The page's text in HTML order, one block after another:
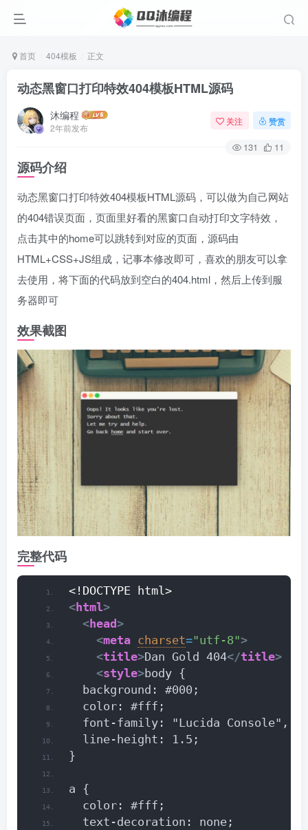
首页 404模板 正文
动态黑窗口打印特效404模板HTML源码
沐编程
2年前发布
关注 赞赏
131 11
源码介绍
动态黑窗口打印特效404模板HTML源码，可以做为自己网站
的404错误页面，页面里好看的黑窗口自动打印文字特效，
点击其中的home可以跳转到对应的页面，源码由
HTML+CSS+JS组成，记事本修改即可，喜欢的朋友可以拿
去使用，将下面的代码放到空白的404.html，然后上传到服
务器即可
效果截图
完整代码
<!DOCTYPE html>
<html>
<head>
<meta charset="utf-8">
<title>Dan Gold 404</title>
<style>body {
  background: #000;
  color: #fff;
font-family: "Lucida Console",
  line-height: 1.5;
}
a {
  color: #fff;
  text-decoration: none;